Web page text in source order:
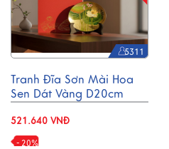
5311
Tranh Đĩa Sơn Mài Hoa
Sen Dát Vàng D20cm
521.640 VNĐ
- 20%